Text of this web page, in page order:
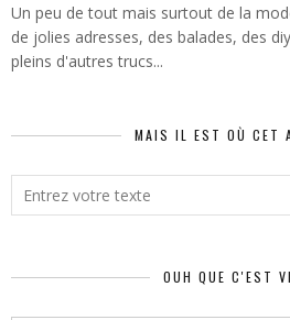
Un peu de tout mais surtout de la
de jolies adresses, des balades, des
pleins d'autres trucs...
MAIS IL EST OÙ CET
OUH QUE C'EST